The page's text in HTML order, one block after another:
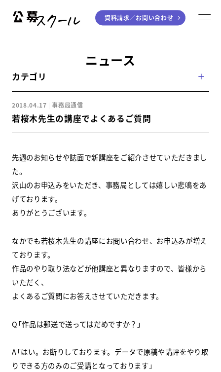
ジャンルから探す
小説
エッセイ
童話
ライティング
音楽（作詞・作曲）
アート・絵本
学び方から探す
デジタル講座
入門・実践講座
個別指南講座
スクールマガジン
コンセプト
受講の流れ
資料請求／お問い合わせ
資料請求／お問い合わせ
ニュース
カテゴリ
2018.04.17 事務局通信
若桜木先生の講座でよくあるご質問
先週のお知らせや誌面で新講座をご紹介させていただきまし
た。
沢山のお申込みをいただき、事務局としては嬉しい悲鳴をあ
げております。
ありがとうございます。
なかでも若桜木先生の講座にお問い合わせ、お申込みが増え
ております。
作品のやり取り法などが他講座と異なりますので、皆様から
いただく、
よくあるご質問にお答えさせていただきます。
Q「作品は郵送で送ってはだめですか？」
A「はい。お断りしております。データで原稿や講評をやり取
りできる方のみのご受講となっております」